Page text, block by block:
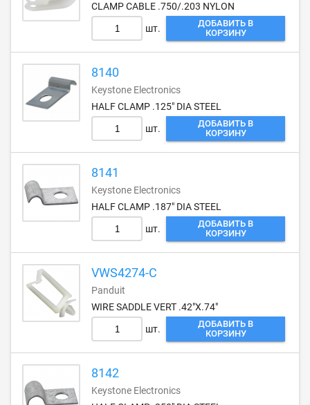
CLAMP CABLE .750/.203 NYLON
шт.
ДОБАВИТЬ В
КОРЗИНУ
8140
Keystone Electronics
HALF CLAMP .125" DIA STEEL
шт.
ДОБАВИТЬ В
КОРЗИНУ
8141
Keystone Electronics
HALF CLAMP .187" DIA STEEL
шт.
ДОБАВИТЬ В
КОРЗИНУ
VWS4274-C
Panduit
WIRE SADDLE VERT .42"X.74"
шт.
ДОБАВИТЬ В
КОРЗИНУ
8142
Keystone Electronics